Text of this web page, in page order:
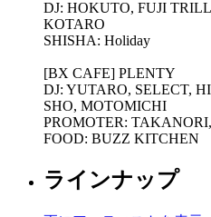
DJ: HOKUTO, FUJI
KOTARO
SHISHA: Holiday
[BX CAFE] PLENTY
DJ: YUTARO, SELECT,
SHO, MOTOMICHI
PROMOTER: TAKANORI,
FOOD: BUZZ KITCHEN
ラインナップ